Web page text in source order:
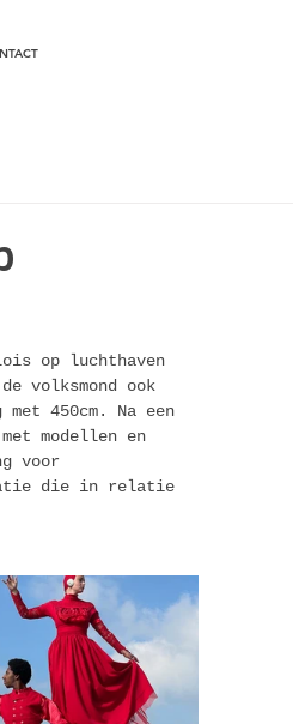
op luchthaven
volksmond ook
450cm. Na een
modellen en
voor
die in relatie